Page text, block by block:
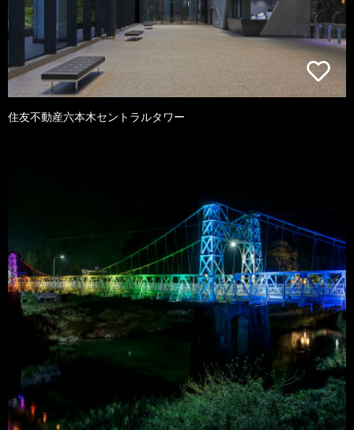
住友不動産六本木セントラルタワー